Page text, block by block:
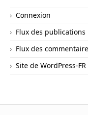
Connexion
Flux des publications
Flux des
Site de WordPress-FR